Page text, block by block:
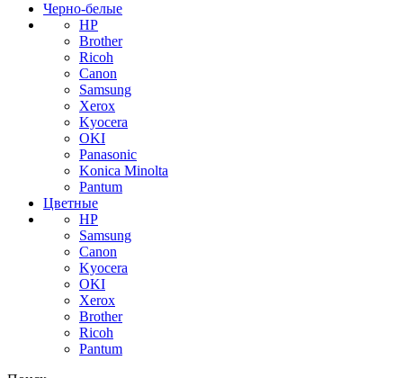
Черно-белые
HP
Brother
Ricoh
Canon
Samsung
Xerox
Kyocera
OKI
Panasonic
Konica Minolta
Pantum
Цветные
HP
Samsung
Canon
Kyocera
OKI
Xerox
Brother
Ricoh
Pantum